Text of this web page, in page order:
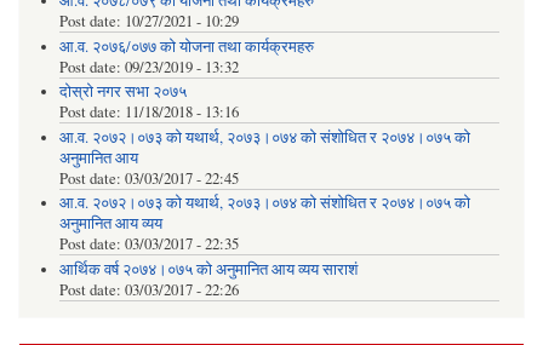
Post date: 10/27/2021 - 10:29
आ.व. २०७६/०७७ को योजना तथा कार्यक्रमहरु
Post date: 09/23/2019 - 13:32
दोस्रो नगर सभा २०७५
Post date: 11/18/2018 - 13:16
आ.व. २०७२।०७३ को यथार्थ, २०७३।०७४ को संशोधित र २०७४।०७५ को
अनुमानित आय
Post date: 03/03/2017 - 22:45
आ.व. २०७२।०७३ को यथार्थ, २०७३।०७४ को संशोधित र २०७४।०७५ को
अनुमानित आय व्यय
Post date: 03/03/2017 - 22:35
आर्थिक वर्ष २०७४।०७५ को अनुमानित आय व्यय साराशं
Post date: 03/03/2017 - 22:26